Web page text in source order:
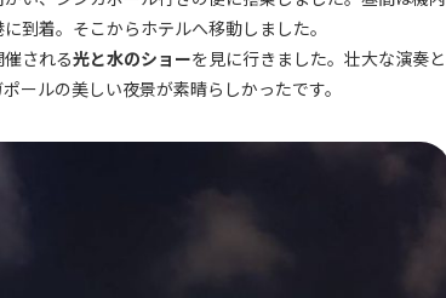
到着。そこからホテルへ移動しました。
催される光と水のショーを見に行きました。壮大な演奏と
ールの美しい夜景が素晴らしかったです。